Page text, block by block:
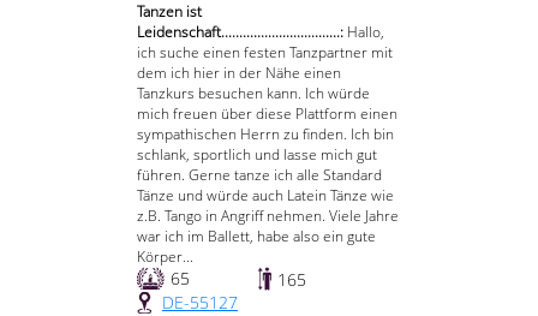
Tanzen ist
Leidenschaft.................................: Hallo,
ich suche einen festen Tanzpartner mit
dem ich hier in der Nähe einen
Tanzkurs besuchen kann. Ich würde
mich freuen über diese Plattform einen
sympathischen Herrn zu finden. Ich bin
schlank, sportlich und lasse mich gut
führen. Gerne tanze ich alle Standard
Tänze und würde auch Latein Tänze wie
z.B. Tango in Angriff nehmen. Viele Jahre
war ich im Ballett, habe also ein gute
Körper...
65
165
DE-55127